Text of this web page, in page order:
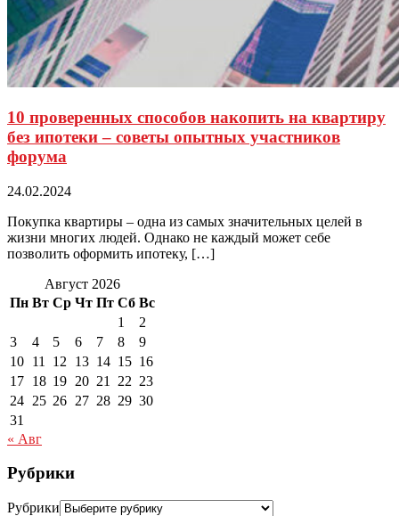
10 проверенных способов накопить на квартиру
без ипотеки – советы опытных участников
форума
24.02.2024
Покупка квартиры – одна из самых значительных целей в
жизни многих людей. Однако не каждый может себе
позволить оформить ипотеку, […]
Август 2026
Пн Вт Ср Чт Пт Сб Вс
1
2
3
4 5 6 7 8
9
10 11 12 13 14 15 16
17 18 19 20 21 22 23
24 25 26 27 28 29 30
31
« Авг
Рубрики
Рубрики